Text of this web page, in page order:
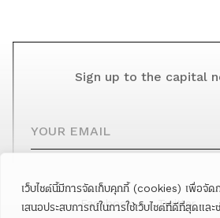
เว็บไซต์นี้มีการจัดเก็บคุกกี้ (cookies) เพื่อจั
เสนอประสบการณ์ในการใช้เว็บไซต์ที่ดีที่สุดแล
Sign up to the capital
Facebook Twitter